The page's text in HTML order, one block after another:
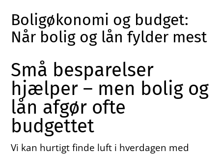
Boligøkonomi og budget:
Når bolig og lån fylder mest
Små besparelser
hjælper – men bolig og
lån afgør ofte
budgettet
Vi kan hurtigt finde luft i hverdagen med